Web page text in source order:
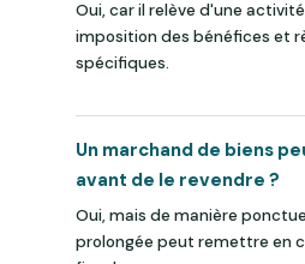
Oui, car il relève d'une
imposition des bénéfices et
spécifiques.
Un marchand de biens
avant de le revendre ?
Oui, mais de manière
prolongée peut remettre en